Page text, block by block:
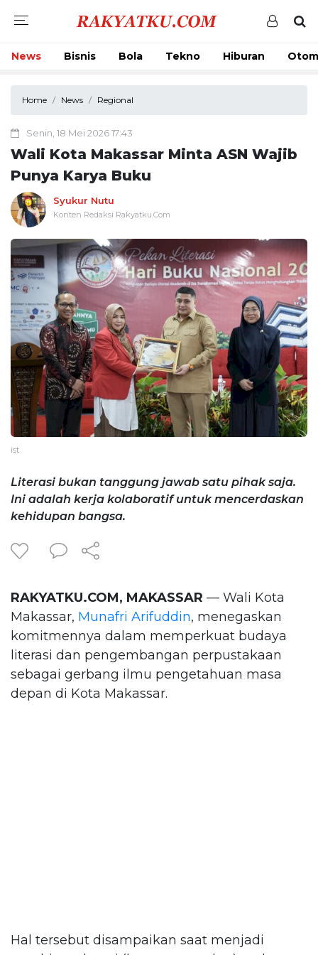
News Bisnis Bola Tekno Hiburan
Home News Regional
Senin, 18 Mei 2026 17:43
Wali Kota Makassar Minta ASN Wajib
Punya Karya Buku
Syukur Nutu
Konten Redaksi Rakyatku.Com
ist
Literasi bukan tanggung jawab satu pihak saja.
Ini adalah kerja kolaboratif untuk mencerdaskan
kehidupan bangsa.
RAKYATKU.COM, MAKASSAR — Wali Kota
Makassar, Munafri Arifuddin, menegaskan
komitmennya dalam memperkuat budaya
literasi dan pengembangan perpustakaan
sebagai gerbang ilmu pengetahuan masa
depan di Kota Makassar.
Hal tersebut disampaikan saat menjadi